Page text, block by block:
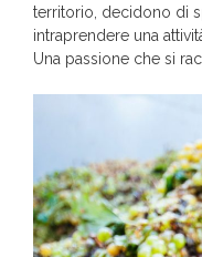
territorio, decidono di
intraprendere una
Una passione che si